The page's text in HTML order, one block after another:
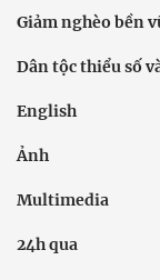
Giảm nghèo bền
Dân tộc thiểu số
English
Ảnh
Multimedia
24h qua